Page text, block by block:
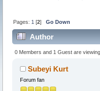
Pages: 1 [2]Go Down
Author
0 Members and 1 Guest are
Subeyi Kurt
Forum fan